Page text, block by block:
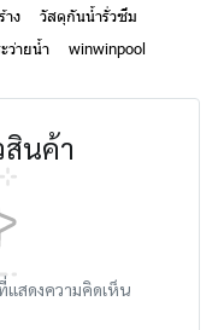
าง
วัสดุกันน้ำรั่วซึม
ว่ายน้ำ
winwinpool
นค้า
แสดงความคิดเห็น